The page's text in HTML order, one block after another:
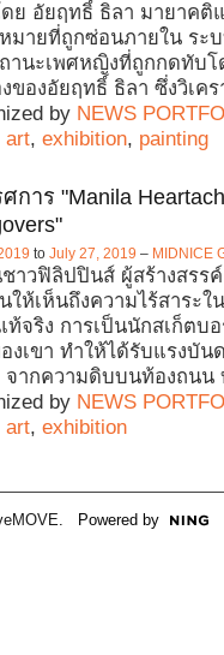
ดย อัยฤทธิ์ ธิลา มายาคติ
มายที่ถูกซ่อนภายใน ระ
านะเพศหญิงที่ถูกกดทับโ
ของอัยฤทธิ์ ธิลา ซึ่งวิเค
by NEWS
art, exhibition, painting
การ "Manila
to July 27, 2019 – MIDNICE
าวฟิลิปปินส์ ผู้สร้างสรร
ให้เห็นถึงความไร้สาระใ
ท้จริง การเป็นนักสเก็ตบ
งเขา ทำให้ได้รับแรงบัน
จากความดิบบนท้องถนน
by NEWS
art, exhibition
. Powered by